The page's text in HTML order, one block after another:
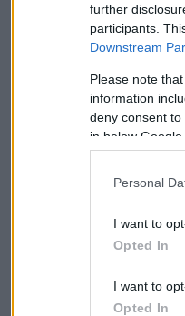
further
participants.
Downstream
Please note
information
deny consent
in below Google
Personal
I want to
Opted In
I want to
Opted In